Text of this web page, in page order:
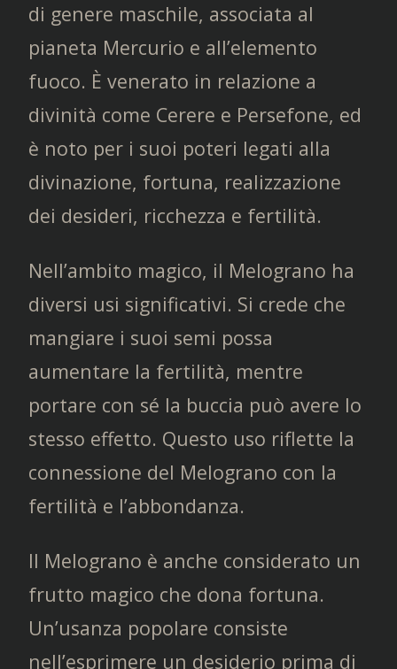
di genere maschile, associata al
pianeta Mercurio e all’elemento
fuoco. È venerato in relazione a
divinità come Cerere e Persefone, ed
è noto per i suoi poteri legati alla
divinazione, fortuna, realizzazione
dei desideri, ricchezza e fertilità.
Nell’ambito magico, il Melograno ha
diversi usi significativi. Si crede che
mangiare i suoi semi possa
aumentare la fertilità, mentre
portare con sé la buccia può avere lo
stesso effetto. Questo uso riflette la
connessione del Melograno con la
fertilità e l’abbondanza.
Il Melograno è anche considerato un
frutto magico che dona fortuna.
Un’usanza popolare consiste
nell’esprimere un desiderio prima di